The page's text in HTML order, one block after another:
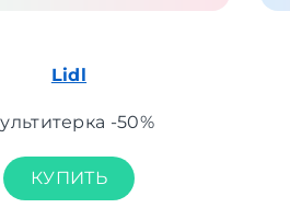
Lidl
-50%
КУПИТЬ